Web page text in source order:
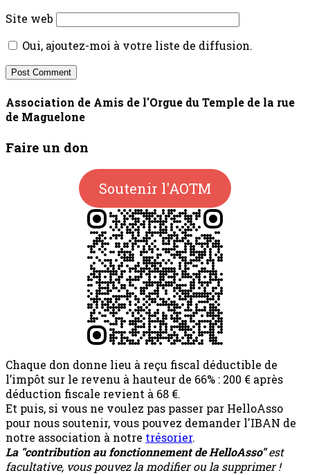
Site web
Oui, ajoutez-moi à votre liste de diffusion.
Association de Amis de l'Orgue du Temple de la rue
de Maguelone
Faire un don
Soutenir l'AOTM
Chaque don donne lieu à reçu fiscal déductible de
l’impôt sur le revenu à hauteur de 66% : 200 € après
déduction fiscale revient à 68 €.
Et puis, si vous ne voulez pas passer par HelloAsso
pour nous soutenir, vous pouvez demander l'IBAN de
notre association à notre trésorier.
La "contribution au fonctionnement de HelloAsso"est
facultative, vous pouvez la modifier ou la supprimer !